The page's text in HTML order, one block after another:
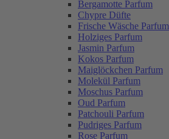
Bergamotte Parfum
Chypre Düfte
Frische Wäsche Parfum
Holziges Parfum
Jasmin Parfum
Kokos Parfum
Maiglöckchen Parfum
Molekül Parfum
Moschus Parfum
Oud Parfum
Patchouli Parfum
Pudriges Parfum
Rose Parfum